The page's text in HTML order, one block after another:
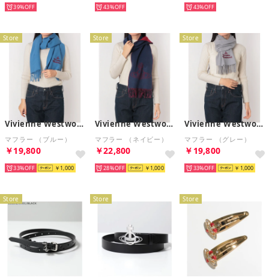
39% 43% 43%
Store
Vivienne Westwood
マフラー （ブルー）
￥19,800
33% ￥1,000
Store
Vivienne Westwood
マフラー （ネイビー）
￥22,800
28% ￥1,000
Store
Vivienne Westwood
マフラー （グレー）
￥19,800
33% ￥1,000
Store Store Store